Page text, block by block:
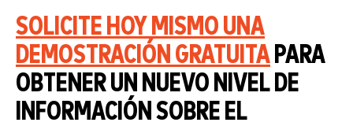
SOLICITE HOY MISMO UNA
DEMOSTRACIÓN GRATUITA PARA
OBTENER UN NUEVO NIVEL DE
INFORMACIÓN SOBRE EL